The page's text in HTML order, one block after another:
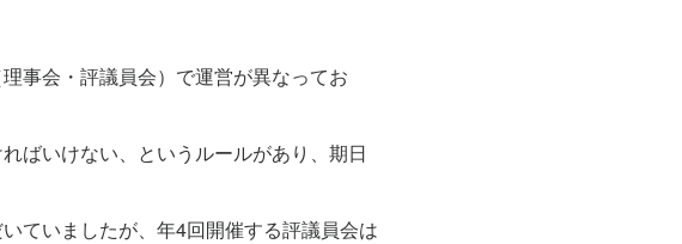
事会・評議員会）で運営が異なってお
ばいけない、というルールがあり、期日
ていましたが、年4回開催する評議員会は